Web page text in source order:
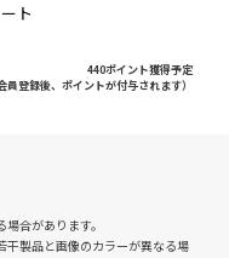
440ポイント獲得予定
員登録後、ポイントが付与されます）
合があります。
干製品と画像のカラーが異なる場